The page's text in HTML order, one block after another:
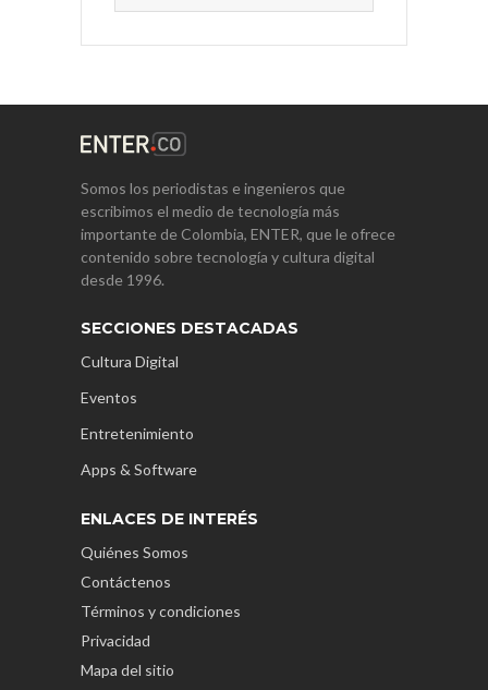
Somos los periodistas e ingenieros que
escribimos el medio de tecnología más
importante de Colombia, ENTER, que le ofrece
contenido sobre tecnología y cultura digital
desde 1996.
SECCIONES DESTACADAS
Cultura Digital
Eventos
Entretenimiento
Apps & Software
ENLACES DE INTERÉS
Quiénes Somos
Contáctenos
Términos y condiciones
Privacidad
Mapa del sitio